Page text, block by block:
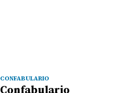
CONFABULARIO
Confabulario